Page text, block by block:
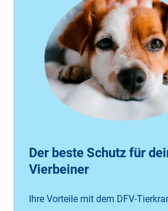
Der beste Schutz für
Vierbeiner
Ihre Vorteile mit dem DFV-